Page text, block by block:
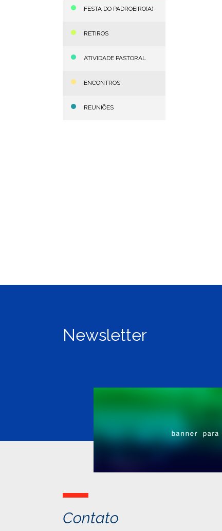
FESTA DO PADROEIRO(A)
RETIROS
ATIVIDADE PASTORAL
ENCONTROS
REUNIÕES
Newsletter
Contato